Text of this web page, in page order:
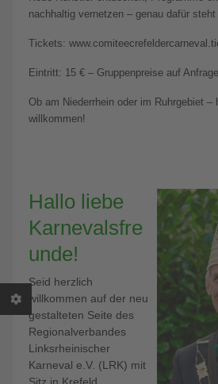
nachhaltig vernetzen – genau dafür steht
Tickets:
Eintritt: 15 € – Gruppenpreise auf
Ob am Niederrhein oder im Ruhrgebiet –
willkommen!
Hallo liebe
Karnevalsfre
unde!
Seid herzlich
willkommen auf der neu
gestalteten Seite des
Regionalverbandes
Linksrheinischer
Karneval e.V. (LRK) mit
Sitz in Krefeld.